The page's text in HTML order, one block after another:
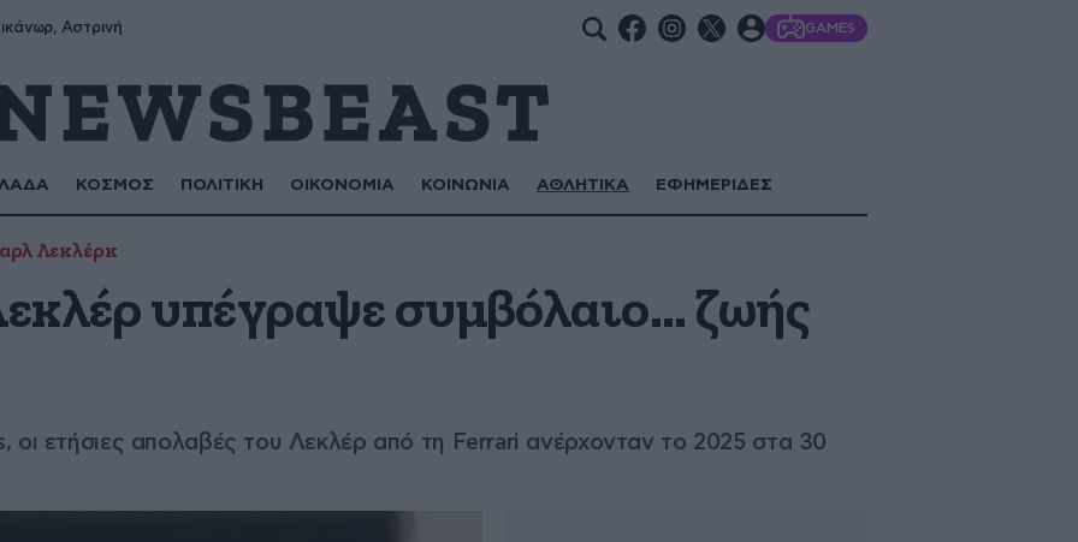
Αστρινή GAMES
ΚΟΣΜΟΣ ΠΟΛΙΤΙΚΗ ΟΙΚΟΝΟΜΙΑ ΚΟΙΝΩΝΙΑ ΑΘΛΗΤΙΚΑ ΕΦΗΜΕΡΙΔΕΣ
Λεκλέρκ
υπέγραψε συμβόλαιο… ζωής
ετήσιες απολαβές του Λεκλέρ από τη Ferrari ανέρχονταν το 2025 στα 30